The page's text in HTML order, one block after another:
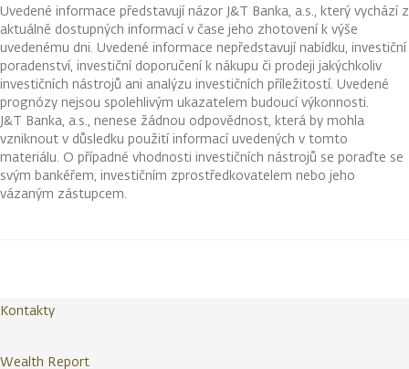
Uvedené informace představují názor J&T Banka, a.s., který vychází z
aktuálně dostupných informací v čase jeho zhotovení k výše
uvedenému dni. Uvedené informace nepředstavují nabídku, investiční
poradenství, investiční doporučení k nákupu či prodeji jakýchkoliv
investičních nástrojů ani analýzu investičních příležitostí. Uvedené
prognózy nejsou spolehlivým ukazatelem budoucí výkonnosti.
J&T Banka, a.s., nenese žádnou odpovědnost, která by mohla
vzniknout v důsledku použití informací uvedených v tomto
materiálu. O případné vhodnosti investičních nástrojů se poraďte se
svým bankéřem, investičním zprostředkovatelem nebo jeho
vázaným zástupcem.
Kontakty
Wealth Report